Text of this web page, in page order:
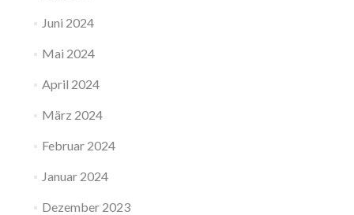
Juni 2024
Mai 2024
April 2024
März 2024
Februar 2024
Januar 2024
Dezember 2023